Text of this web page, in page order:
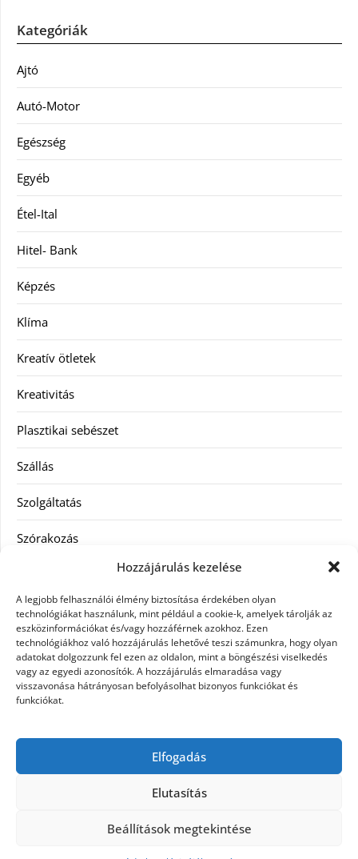
Hozzájárulás kezelése
A legjobb felhasználói élmény biztosítása érdekében olyan
technológiákat használunk, mint például a cookie-k, amelyek tárolják az
eszközinformációkat és/vagy hozzáférnek azokhoz. Ezen
technológiákhoz való hozzájárulás lehetővé teszi számunkra, hogy olyan
adatokat dolgozzunk fel ezen az oldalon, mint a böngészési viselkedés
vagy az egyedi azonosítók. A hozzájárulás elmaradása vagy
visszavonása hátrányosan befolyásolhat bizonyos funkciókat és
funkciókat.
Elfogadás
Elutasítás
Beállítások megtekintése
Kategóriák
Ajtó
Autó-Motor
Egészség
Egyéb
Étel-Ital
Hitel- Bank
Képzés
Klíma
Kreatív ötletek
Kreativitás
Plasztikai sebészet
Szállás
Szolgáltatás
Szórakozás
Vásárlás
Víztisztítás
Webáruház
hátfájás kezelése műkörmös eszközök szemészeti betegségek